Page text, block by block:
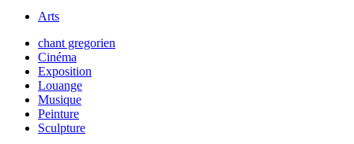
Arts
chant gregorien
Cinéma
Exposition
Louange
Musique
Peinture
Sculpture